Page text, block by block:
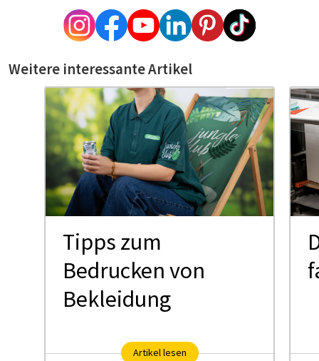
Weitere interessante Artikel
Tipps zum
Bedrucken von
Bekleidung
Artikel lesen